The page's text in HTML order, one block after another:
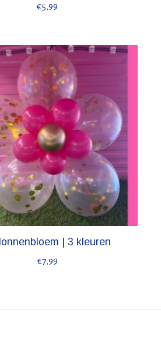
€5,99
| 3 kleuren
€7,99